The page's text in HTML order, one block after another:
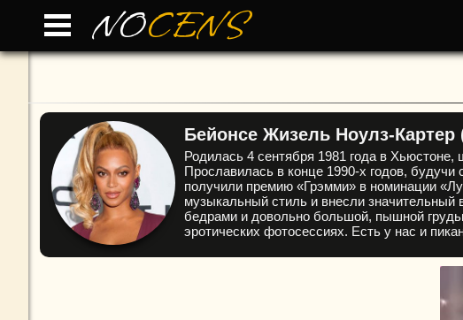
NOCENS
Бейонсе Жизель Ноулз-
Родилась 4 сентября 1981 года в
Прославилась в конце 1990-х годов,
получили премию «Грэмми» в номинации
музыкальный стиль и внесли
бедрами и довольно большой, пышной
эротических фотосессиях. Есть у нас и